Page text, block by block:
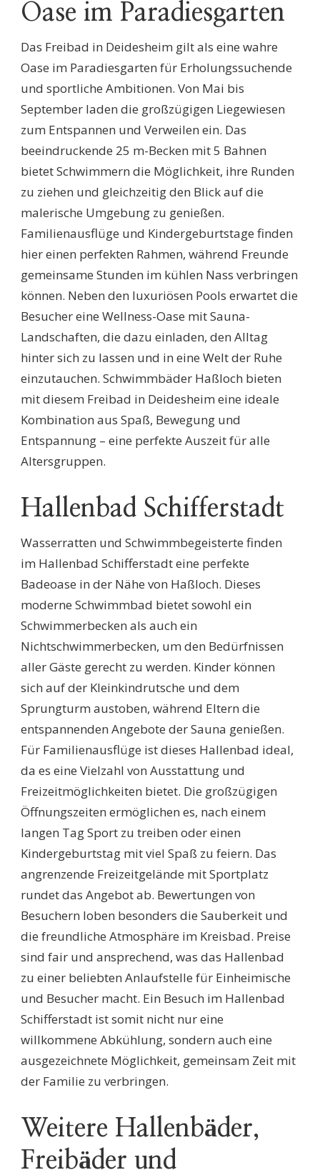
Oase im Paradiesgarten
Das Freibad in Deidesheim gilt als eine wahre
Oase im Paradiesgarten für Erholungssuchende
und sportliche Ambitionen. Von Mai bis
September laden die großzügigen Liegewiesen
zum Entspannen und Verweilen ein. Das
beeindruckende 25 m-Becken mit 5 Bahnen
bietet Schwimmern die Möglichkeit, ihre Runden
zu ziehen und gleichzeitig den Blick auf die
malerische Umgebung zu genießen.
Familienausflüge und Kindergeburtstage finden
hier einen perfekten Rahmen, während Freunde
gemeinsame Stunden im kühlen Nass verbringen
können. Neben den luxuriösen Pools erwartet die
Besucher eine Wellness-Oase mit Sauna-
Landschaften, die dazu einladen, den Alltag
hinter sich zu lassen und in eine Welt der Ruhe
einzutauchen. Schwimmbäder Haßloch bieten
mit diesem Freibad in Deidesheim eine ideale
Kombination aus Spaß, Bewegung und
Entspannung – eine perfekte Auszeit für alle
Altersgruppen.
Hallenbad Schifferstadt
Wasserratten und Schwimmbegeisterte finden
im Hallenbad Schifferstadt eine perfekte
Badeoase in der Nähe von Haßloch. Dieses
moderne Schwimmbad bietet sowohl ein
Schwimmerbecken als auch ein
Nichtschwimmerbecken, um den Bedürfnissen
aller Gäste gerecht zu werden. Kinder können
sich auf der Kleinkindrutsche und dem
Sprungturm austoben, während Eltern die
entspannenden Angebote der Sauna genießen.
Für Familienausflüge ist dieses Hallenbad ideal,
da es eine Vielzahl von Ausstattung und
Freizeitmöglichkeiten bietet. Die großzügigen
Öffnungszeiten ermöglichen es, nach einem
langen Tag Sport zu treiben oder einen
Kindergeburtstag mit viel Spaß zu feiern. Das
angrenzende Freizeitgelände mit Sportplatz
rundet das Angebot ab. Bewertungen von
Besuchern loben besonders die Sauberkeit und
die freundliche Atmosphäre im Kreisbad. Preise
sind fair und ansprechend, was das Hallenbad
zu einer beliebten Anlaufstelle für Einheimische
und Besucher macht. Ein Besuch im Hallenbad
Schifferstadt ist somit nicht nur eine
willkommene Abkühlung, sondern auch eine
ausgezeichnete Möglichkeit, gemeinsam Zeit mit
der Familie zu verbringen.
Weitere Hallenbäder,
Freibäder und